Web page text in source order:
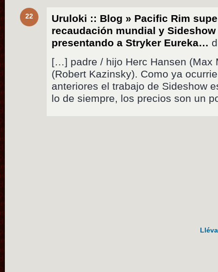
22
Uruloki :: Blog » Pacific Rim
recaudación mundial y
presentando a Stryker Eureka…
[…] padre / hijo Herc Hansen (Max
(Robert Kazinsky). Como ya
anteriores el trabajo de Sideshow
lo de siempre, los precios son un